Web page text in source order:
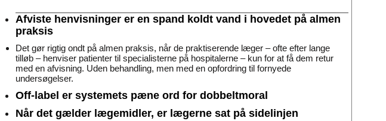
Afviste henvisninger er en spand koldt vand i hovedet på almen
praksis
Det gør rigtig ondt på almen praksis, når de praktiserende læger – ofte efter lange
tilløb – henviser patienter til specialisterne på hospitalerne – kun for at få dem retur
med en afvisning. Uden behandling, men med en opfordring til fornyede
undersøgelser.
Off-label er systemets pæne ord for dobbeltmoral
Når det gælder lægemidler, er lægerne sat på sidelinjen